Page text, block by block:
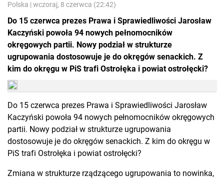
Polska | wczoraj, 8 czerwca (22:42)
Do 15 czerwca prezes Prawa i Sprawiedliwości Jarosław
Kaczyński powoła 94 nowych pełnomocników
okręgowych partii. Nowy podział w strukturze
ugrupowania dostosowuje je do okręgów senackich. Z
kim do okręgu w PiS trafi Ostrołęka i powiat ostrołęcki?
Do 15 czerwca prezes Prawa i Sprawiedliwości Jarosław
Kaczyński powoła 94 nowych pełnomocników okręgowych
partii. Nowy podział w strukturze ugrupowania
dostosowuje je do okręgów senackich. Z kim do okręgu w
PiS trafi Ostrołęka i powiat ostrołęcki?
Zmiana w strukturze rządzącego ugrupowania to nowinka,